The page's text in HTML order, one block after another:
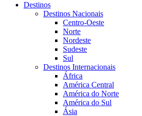
Destinos
Destinos Nacionais
Centro-Oeste
Norte
Nordeste
Sudeste
Sul
Destinos Internacionais
África
América Central
América do Norte
América do Sul
Ásia